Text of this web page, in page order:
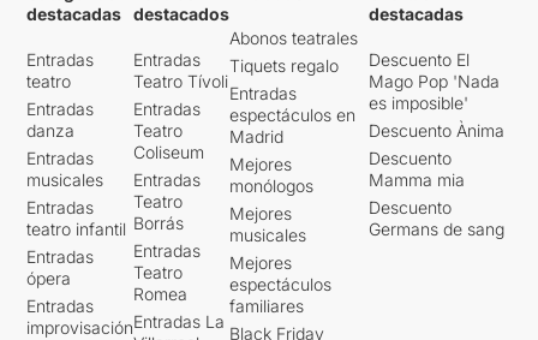
destacadas
Entradas
teatro
Entradas
danza
Entradas
musicales
Entradas
teatro infantil
Entradas
ópera
Entradas
improvisación
destacados
Entradas
Teatro Tívoli
Entradas
Teatro
Coliseum
Entradas
Teatro
Borrás
Entradas
Teatro
Romea
Entradas La
Abonos teatrales
Tiquets regalo
Entradas
espectáculos en
Madrid
Mejores
monólogos
Mejores
musicales
Mejores
espectáculos
familiares
Black Friday
destacadas
Descuento El
Mago Pop 'Nada
es imposible'
Descuento Ànima
Descuento
Mamma mia
Descuento
Germans de sang